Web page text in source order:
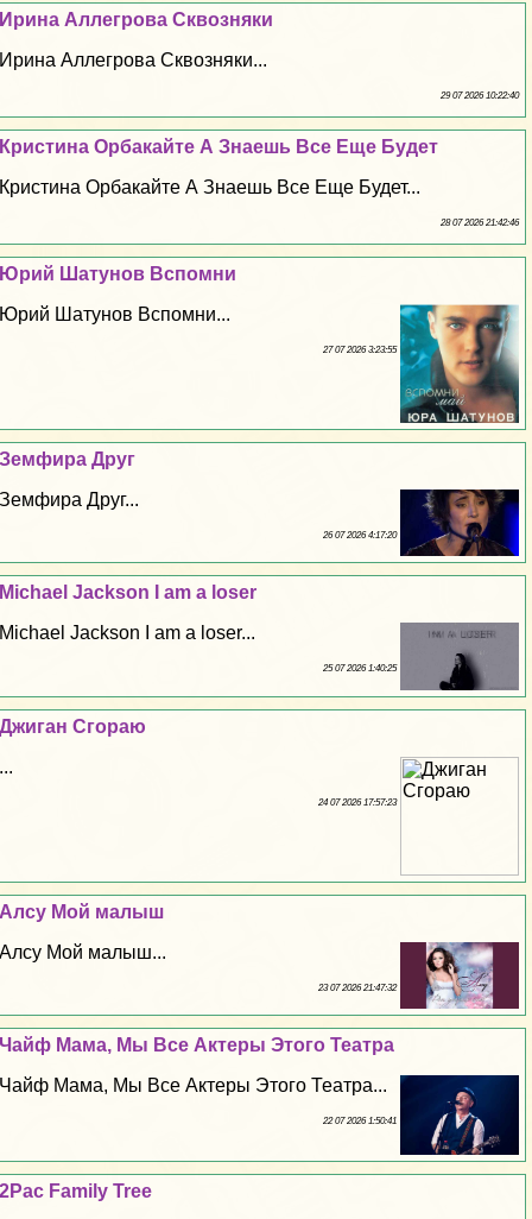
Ирина Аллегрова Сквозняки
Ирина Аллегрова Сквозняки...
29 07 2026 10:22:40
Кристина Орбакайте А Знаешь Все Еще Будет
Кристина Орбакайте А Знаешь Все Еще Будет...
28 07 2026 21:42:46
Юрий Шатунов Вспомни
Юрий Шатунов Вспомни...
27 07 2026 3:23:55
Земфира Друг
Земфира Друг...
26 07 2026 4:17:20
Michael Jackson I am a loser
Michael Jackson I am a loser...
25 07 2026 1:40:25
Джиган Сгораю
...
24 07 2026 17:57:23
Алсу Мой малыш
Алсу Мой малыш...
23 07 2026 21:47:32
Чайф Мама, Мы Все Актеры Этого Театра
Чайф Мама, Мы Все Актеры Этого Театра...
22 07 2026 1:50:41
2Pac Family Tree